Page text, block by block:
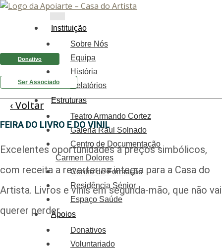
Instituição
Sobre Nós
Equipa
História
Relatórios
Estruturas
Teatro Armando Cortez
Galeria Raul Solnado
Centro de Documentação
Carmen Dolores
Centro de Formação
Residência Sénior
Espaço Saúde
Apoios
Donativos
Voluntariado
Donativo
Ser Associado
‹ Voltar
FEIRA DO LIVRO E DO VINIL
Excelentes oportunidades a preços simbólicos,
com receita a reverter na integra para a Casa do
Artista. Livros e vinis em segunda-mão, que não vai
querer perder.